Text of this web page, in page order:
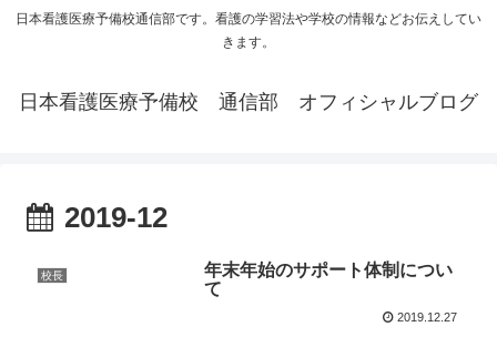
日本看護医療予備校通信部です。看護の学習法や学校の情報などお伝えしてい
きます。
日本看護医療予備校 通信部 オフィシャルブログ
2019-12
校長
年末年始のサポート体制につい
て
2019.12.27